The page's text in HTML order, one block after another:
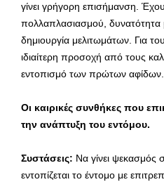
γίνει γρήγορη επισήμανση.
πολλαπλασιασμού, δυνατότητα
δημιουργία μελιτωμάτων. Για
ιδιαίτερη προσοχή από τους
εντοπισμό των πρώτων αφίδων.
Oι καιρικές συνθήκες που
την ανάπτυξη του εντόμου.
Συστάσεις: Να γίνει ψεκασμός
εντοπίζεται το έντομο με